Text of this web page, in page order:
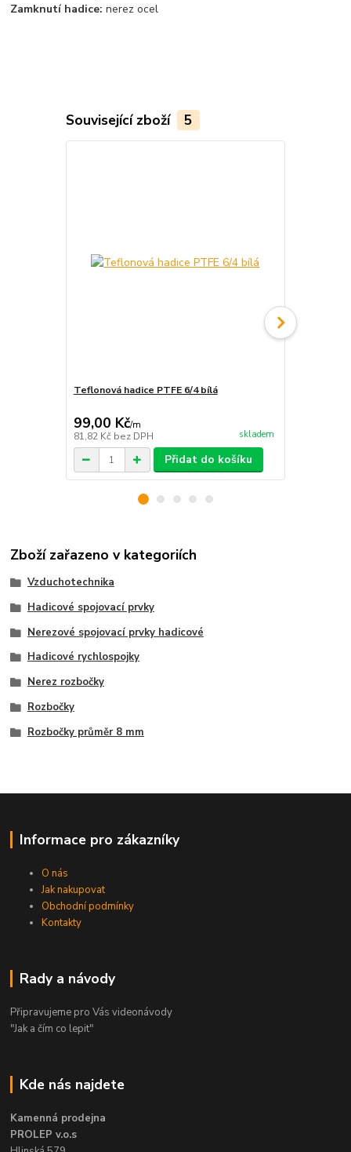
Zamknutí hadice: nerez ocel
Související zboží 5
Teflonová hadice PTFE 6/4 bílá
99,00 Kč/m
81,82 Kč bez DPH skladem
Přidat do košíku
Zboží zařazeno v kategoriích
Vzduchotechnika
Hadicové spojovací prvky
Nerezové spojovací prvky hadicové
Hadicové rychlospojky
Nerez rozbočky
Rozbočky
Rozbočky průměr 8 mm
Informace pro zákazníky
O nás
Jak nakupovat
Obchodní podmínky
Kontakty
Rady a návody
Připravujeme pro Vás videonávody
"Jak a čím co lepit"
Kde nás najdete
Kamenná prodejna
PROLEP v.o.s